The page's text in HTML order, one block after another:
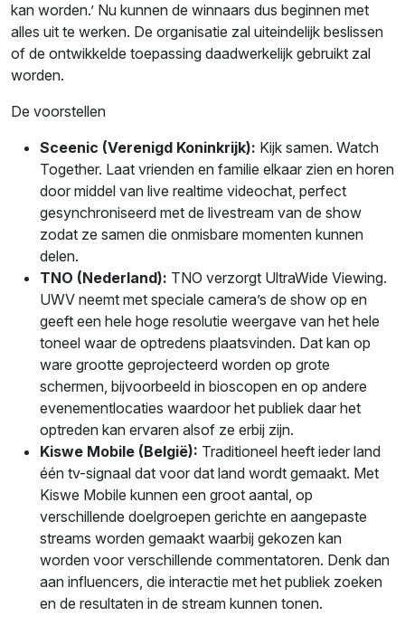
kan worden.’ Nu kunnen de winnaars dus beginnen met
alles uit te werken. De organisatie zal uiteindelijk beslissen
of de ontwikkelde toepassing daadwerkelijk gebruikt zal
worden.
De voorstellen
Sceenic (Verenigd Koninkrijk): Kijk samen. Watch
Together. Laat vrienden en familie elkaar zien en horen
door middel van live realtime videochat, perfect
gesynchroniseerd met de livestream van de show
zodat ze samen die onmisbare momenten kunnen
delen.
TNO (Nederland): TNO verzorgt UltraWide Viewing.
UWV neemt met speciale camera’s de show op en
geeft een hele hoge resolutie weergave van het hele
toneel waar de optredens plaatsvinden. Dat kan op
ware grootte geprojecteerd worden op grote
schermen, bijvoorbeeld in bioscopen en op andere
evenementlocaties waardoor het publiek daar het
optreden kan ervaren alsof ze erbij zijn.
Kiswe Mobile (België): Traditioneel heeft ieder land
één tv-signaal dat voor dat land wordt gemaakt. Met
Kiswe Mobile kunnen een groot aantal, op
verschillende doelgroepen gerichte en aangepaste
streams worden gemaakt waarbij gekozen kan
worden voor verschillende commentatoren. Denk dan
aan influencers, die interactie met het publiek zoeken
en de resultaten in de stream kunnen tonen.